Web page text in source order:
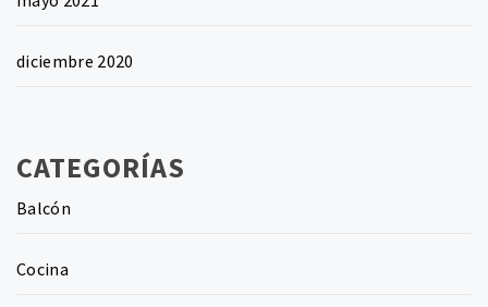
diciembre 2020
CATEGORÍAS
Balcón
Cocina